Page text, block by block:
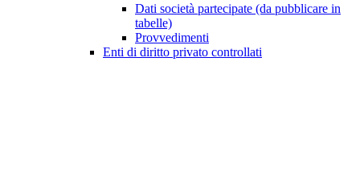
Dati società partecipate (da pubblicare in
tabelle)
Provvedimenti
Enti di diritto privato controllati